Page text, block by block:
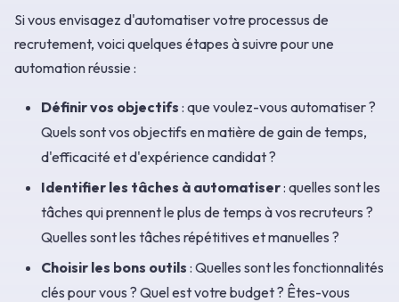
Si vous envisagez d'automatiser votre processus de
recrutement, voici quelques étapes à suivre pour une
automation réussie :
Définir vos objectifs : que voulez-vous automatiser ?
Quels sont vos objectifs en matière de gain de temps,
d'efficacité et d'expérience candidat ?
Identifier les tâches à automatiser: quelles sont les
tâches qui prennent le plus de temps à vos recruteurs ?
Quelles sont les tâches répétitives et manuelles ?
Choisir les bons outils : Quelles sont les fonctionnalités
clés pour vous ? Quel est votre budget ? Êtes-vous